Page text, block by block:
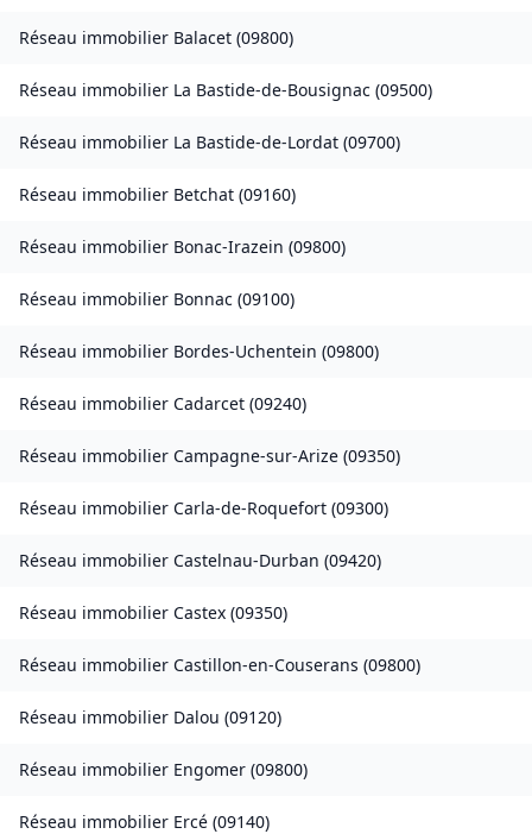
Réseau immobilier Balacet (09800)
Réseau immobilier La Bastide-de-Bousignac (09500)
Réseau immobilier La Bastide-de-Lordat (09700)
Réseau immobilier Betchat (09160)
Réseau immobilier Bonac-Irazein (09800)
Réseau immobilier Bonnac (09100)
Réseau immobilier Bordes-Uchentein (09800)
Réseau immobilier Cadarcet (09240)
Réseau immobilier Campagne-sur-Arize (09350)
Réseau immobilier Carla-de-Roquefort (09300)
Réseau immobilier Castelnau-Durban (09420)
Réseau immobilier Castex (09350)
Réseau immobilier Castillon-en-Couserans (09800)
Réseau immobilier Dalou (09120)
Réseau immobilier Engomer (09800)
Réseau immobilier Ercé (09140)